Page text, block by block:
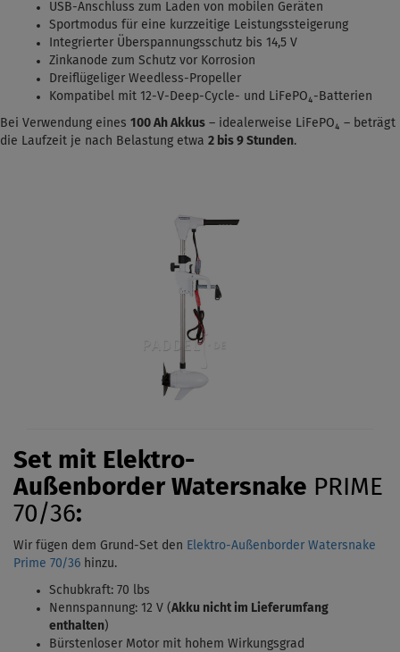
USB-Anschluss zum Laden von mobilen Geräten
Sportmodus für eine kurzzeitige Leistungssteigerung
Integrierter Überspannungsschutz bis 14,5 V
Zinkanode zum Schutz vor Korrosion
Dreiflügeliger Weedless-Propeller
Kompatibel mit 12-V-Deep-Cycle- und LiFePO₄-Batterien
Bei Verwendung eines 100 Ah Akkus – idealerweise LiFePO₄ – beträgt
die Laufzeit je nach Belastung etwa 2 bis 9 Stunden.
Set mit Elektro-
AußenborderWatersnake PRIME
70/36:
Wir fügen dem Grund-Set den Elektro-Außenborder Watersnake
Prime 70/36 hinzu.
Schubkraft: 70 lbs
Nennspannung: 12 V (Akku nicht im Lieferumfang
enthalten)
Bürstenloser Motor mit hohem Wirkungsgrad